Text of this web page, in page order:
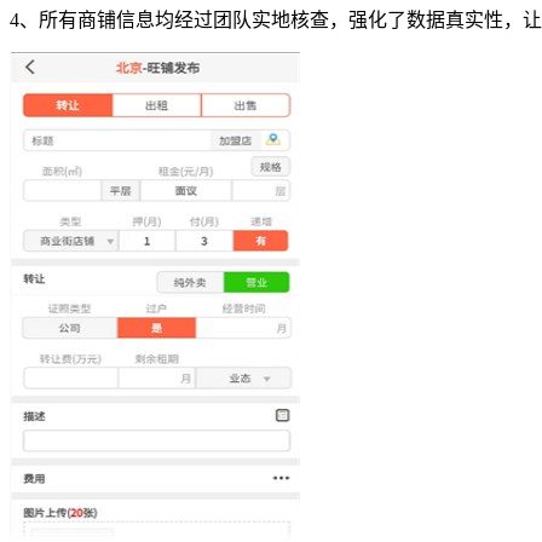
4、所有商铺信息均经过团队实地核查，强化了数据真实性，让